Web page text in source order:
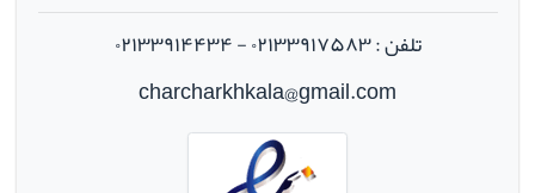
تلفن : ۰۲۱۳۳۹۱۷۵۸۳ - ۰۲۱۳۳۹۱۴۴۳۴
charcharkhkala@gmail.com